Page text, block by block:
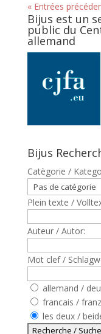
« Entrées
Bijus est un
public du
allemand
Bijus
Catègorie /
Plein texte /
Auteur / Autor:
Mot clef /
allemand /
francais /
les deux /